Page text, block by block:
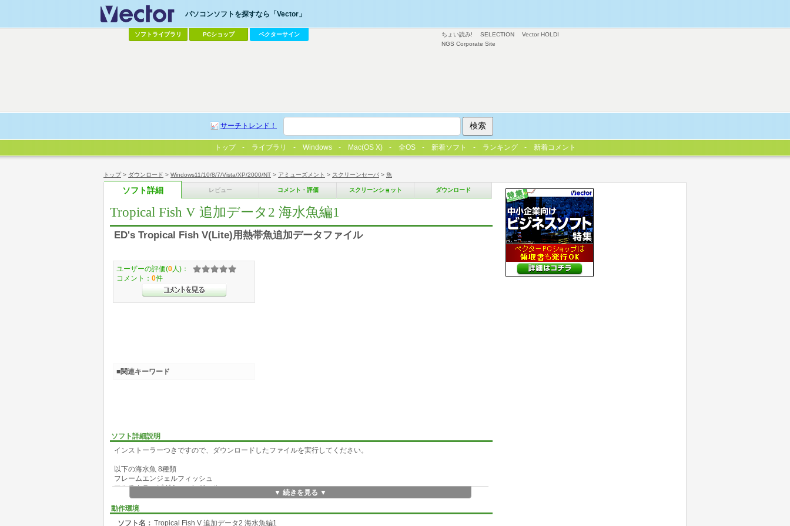
トップ> ダウンロード > Windows11/10/8/7/Vista/XP/2000/NT > アミューズメント > スクリーンセーバ > 魚
ソフト詳細 レビュー コメント・評価 スクリーンショット ダウンロード
Tropical Fish V 追加データ2 海水魚編1
ED's Tropical Fish V(Lite)用熱帯魚追加データファイル
ソフト詳細説明
インストーラーつきですので、ダウンロードしたファイルを実行してください。
以下の海水魚 8種類
フレームエンジェルフィッシュ
マルチカラーピグミーエンジェル
パウダーブルータン
スミレヤッコ
ソメワケヤッコ
▼ 続きを見る ▼
動作環境
ソフト名： Tropical Fish V 追加データ2 海水魚編1
ユーザーの評価(0 人)：
コメント： 0件
■関連キーワード
ちょい読み! SELECTION
Vector HOLDI
NGS Corporate Site
パソコンソフトを探すなら「Vector」
ソフトライブラリ PCショップ ベクターサイン
サーチトレンド！
トップ ライブラリ Windows Mac(OS X) 全OS 新着ソフト ランキング 新着コメント